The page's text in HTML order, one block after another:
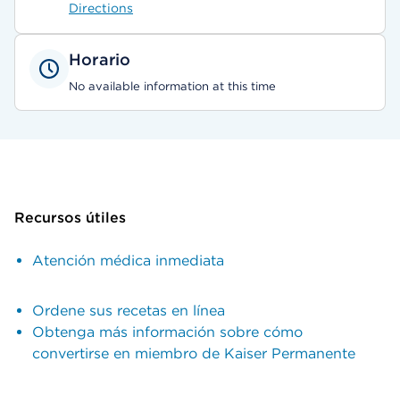
Directions
Horario
No available information at this time
Recursos útiles
Atención médica inmediata
Ordene sus recetas en línea
Obtenga más información sobre cómo
convertirse en miembro de Kaiser Permanente